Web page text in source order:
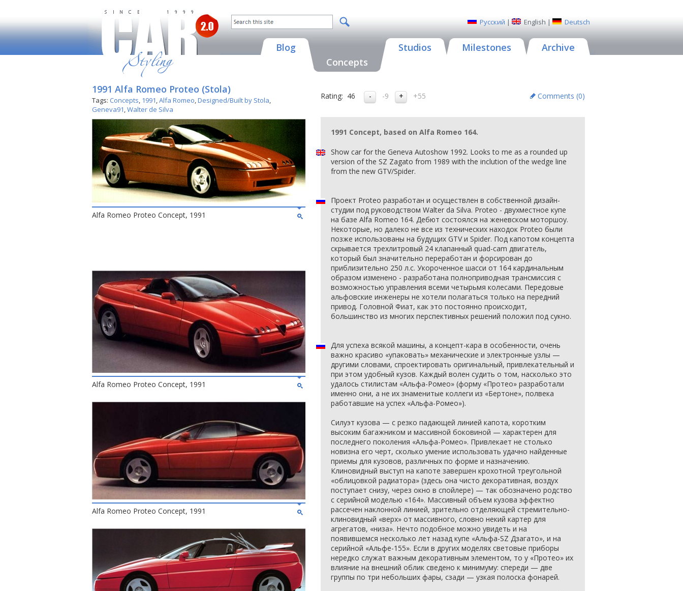
Русский | English | Deutsch
Blog
Concepts
Studios Milestones Archive
1991 Alfa Romeo Proteo (Stola)
Tags: Concepts, 1991,Alfa Romeo,Designed/Built by Stola,
Geneva91,Walter de Silva
Alfa Romeo Proteo Concept, 1991
Alfa Romeo Proteo Concept, 1991
Alfa Romeo Proteo Concept, 1991
Rating: 46 -9 +55 Comments (0)
1991 Concept, based on Alfa Romeo 164.
Show car for the Geneva Autoshow 1992. Looks to me as a rounded up
version of the SZ Zagato from 1989 with the inclution of the wedge line
from the new GTV/Spider.
Проект Proteo разработан и осуществлен в собственной дизайн-
студии под руководством Walter da Silva. Proteo - двухместное купе
на базе Alfa Romeo 164. Дебют состоялся на женевском моторшоу.
Некоторые, но далеко не все из технических находок Proteo были
позже использованы на будущих GTV и Spider. Под капотом концепта
скрывается трехлитровый 24 клапанный quad-cam двигатель,
который был значительно переработан и форсирован до
приблизительно 250 л.с. Укороченное шасси от 164 кардинальным
образом изменено - разработана полноприводная трансмиссия с
возможностью управления всеми четырьмя колесами. Передовые
альфовские инженеры не хотели полагаться только на передний
привод. Головной Фиат, как это постоянно происходит,
большинство из многих перспективных решений положил под сукно.
Для успеха всякой машины, а концепт-кара в особенности, очень
важно красиво «упаковать» механические и электронные узлы —
другими словами, спроектировать оригинальный, привлекательный и
при этом удобный кузов. Каждый волен судить о том, насколько это
удалось стилистам «Альфа-Ромео» (форму «Протео» разработали
именно они, а не их знаменитые коллеги из «Бертоне», полвека
работавшие на успех «Альфа-Ромео»).
Силуэт кузова — с резко падающей линией капота, коротким
высоким багажником и массивной боковиной — характерен для
последнего поколения «Альфа-Ромео». Привлекает не столько
новизна его черт, сколько умение использовать удачно найденные
приемы для кузовов, различных по форме и назначению.
Клиновидный выступ на капоте завершен крохотной треугольной
«облицовкой радиатора» (здесь она чисто декоративная, воздух
поступает снизу, через окно в спойлере) — так обозначено родство
с серийной моделью «164». Массивный объем кузова эффектно
рассечен наклонной линией, зрительно отделяющей стремительно-
клиновидный «верх» от массивного, словно некий картер для
агрегатов, «низа». Нечто подобное можно увидеть и на
появившемся несколько лет назад купе «Альфа-SZ Дзагато», и на
серийной «Альфе-155». Если в других моделях световые приборы
нередко служат важным декоративным элементом, то у «Протео» их
влияние на внешний облик сведено к минимуму: спереди — две
группы по три небольших фары, сзади — узкая полоска фонарей.